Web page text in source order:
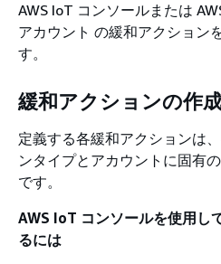
AWS IoT コンソールまたは
アカウント の緩和アクション
す。
緩和アクションの作
定義する各緩和アクションは
ンタイプとアカウントに固有
です。
AWS IoT コンソールを使用し
るには